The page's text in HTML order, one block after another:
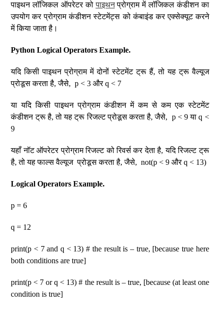
पाइथन लॉजिकल ऑपरेटर कोपाइथनप्रोग्राम में लॉजिकल कंडीशन का
उपयोग कर प्रोग्राम कंडीशन स्टेटमेंट्स को कंबाइंड कर एक्सेक्यूट करने
में किया जाता है।
Python Logical Operators Example.
यदि किसी पाइथन प्रोग्राम में दोनों स्टेटमेंट ट्रू हैं, तो यह ट्रू वैल्यूज
प्रोडूस करता है, जैसे, p < 3 और q < 7
या यदि किसी पाइथन प्रोग्राम कंडीशन में कम से कम एक स्टेटमेंट
कंडीशन ट्रू है, तो यह ट्रू रिजल्ट प्रोडूस करता है, जैसे, p < 9 या q <
9
यहाँ नॉट ऑपरेटर प्रोग्राम रिजल्ट को रिवर्स कर देता है, यदि रिजल्ट ट्रू
है, तो यह फाल्स वैल्यूज प्रोडूस करता है, जैसे, not(p < 9 और q < 13)
Logical Operators Example.
p = 6
q = 12
print(p < 7 and q < 13) # the result is – true, [because true here
both conditions are true]
print(p < 7 or q < 13) # the result is – true, [because (at least one
condition is true]